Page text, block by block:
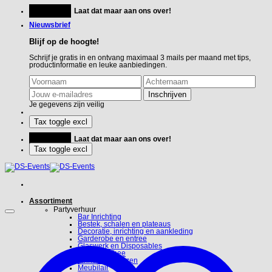
inhoud
Laat dat maar aan ons over!
Nieuwsbrief
Blijf op de hoogte!
Schrijf je gratis in en ontvang maximaal 3 mails per maand met tips,
productinformatie en leuke aanbiedingen.
Je gegevens zijn veilig
Laat dat maar aan ons over!
Assortiment
Partyverhuur
Bar Inrichting
Bestek, schalen en plateaus
Decoratie, inrichting en aankleding
Garderobe en entree
Glaswerk en Disposables
Koffie en Thee
Linnen en hoezen
Meubilair